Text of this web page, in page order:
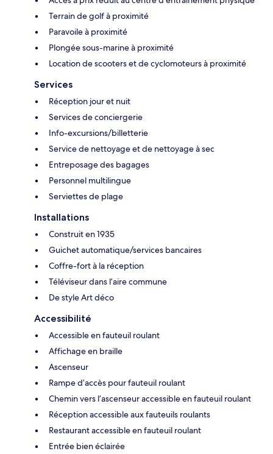
Terrain de golf à proximité
Paravoile à proximité
Plongée sous-marine à proximité
Location de scooters et de cyclomoteurs à proximité
Services
Réception jour et nuit
Services de conciergerie
Info-excursions/billetterie
Service de nettoyage et de nettoyage à sec
Entreposage des bagages
Personnel multilingue
Serviettes de plage
Installations
Construit en 1935
Guichet automatique/services bancaires
Coffre-fort à la réception
Téléviseur dans l’aire commune
De style Art déco
Accessibilité
Accessible en fauteuil roulant
Affichage en braille
Ascenseur
Rampe d’accès pour fauteuil roulant
Chemin vers l’ascenseur accessible en fauteuil roulant
Réception accessible aux fauteuils roulants
Restaurant accessible en fauteuil roulant
Entrée bien éclairée